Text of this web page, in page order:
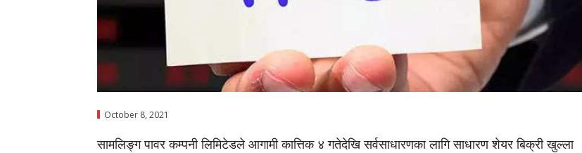
October 8, 2021
सामलिङ्ग पावर कम्पनी लिमिटेडले आगामी कात्तिक ४ गतेदेखि सर्वसाधारणका लागि साधारण शेयर बिक्री खुल्ला